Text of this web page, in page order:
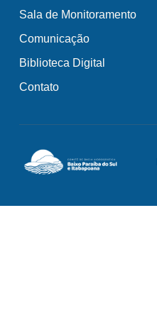
Sala de Monitoramento
Comunicação
Biblioteca Digital
Contato